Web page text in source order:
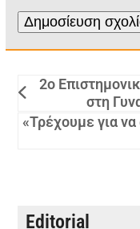
2ο
στη
«Τρέχουμε για
Editorial